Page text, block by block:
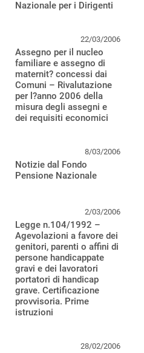
Nazionale per i Dirigenti
22/03/2006
Assegno per il nucleo
familiare e assegno di
maternit? concessi dai
Comuni – Rivalutazione
per l?anno 2006 della
misura degli assegni e
dei requisiti economici
8/03/2006
Notizie dal Fondo
Pensione Nazionale
2/03/2006
Legge n.104/1992 –
Agevolazioni a favore dei
genitori, parenti o affini di
persone handicappate
gravi e dei lavoratori
portatori di handicap
grave. Certificazione
provvisoria. Prime
istruzioni
28/02/2006